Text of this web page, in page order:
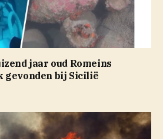
jaar oud Romeins
gevonden bij Sicilië